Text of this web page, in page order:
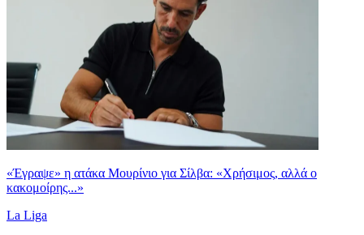
«Έγραψε» η ατάκα Μουρίνιο για Σίλβα: «Χρήσιμος, αλλά ο
κακομοίρης...»
La Liga